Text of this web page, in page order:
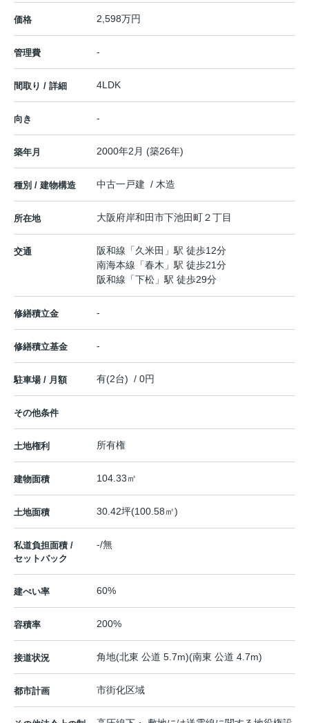
価格 2,598万円
管理費 -
間取り / 詳細 4LDK
向き -
築年月 2000年2月 (築26年)
種別 / 建物構造 中古一戸建 / 木造
所在地 大阪府岸和田市下池田町２丁目
交通 阪和線 「久米田 」駅 徒歩12分
南海本線 「春木 」駅 徒歩21分
阪和線 「下松 」駅 徒歩29分
修繕積立金 -
修繕積立基金 -
駐車場 / 月額 有(2台) / 0円
その他条件
土地権利 所有権
建物面積 104.33㎡
土地面積 30.42坪(100.58㎡)
私道負担面積 /
セットバック
-/無
建ぺい率 60%
容積率 200%
接道状況 角地(北東 公道 5.7m)(南東 公道 4.7m)
都市計画 市街化区域